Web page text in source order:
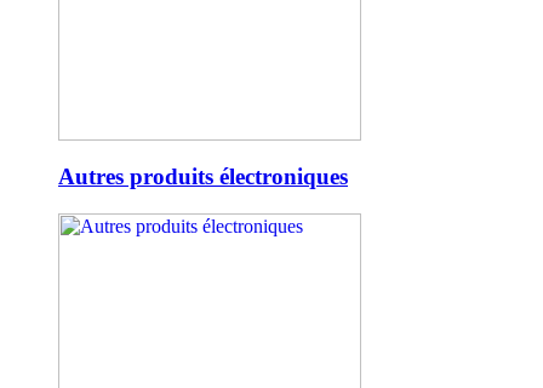
Autres produits électroniques